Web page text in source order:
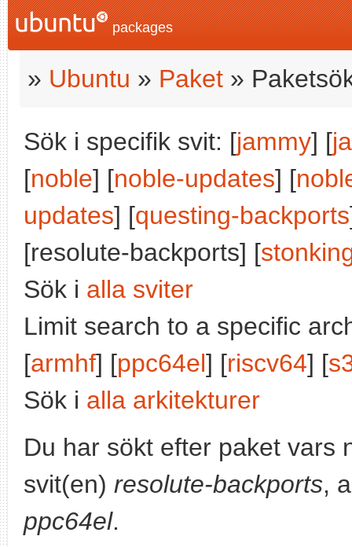
packages
» Ubuntu » Paket »
Sök i specifik svit: [jammy] [
[noble] [noble-updates] [
updates] [questing-backports
[resolute-backports] [
Sök i alla sviter
Limit search to a specific
[armhf] [ppc64el] [riscv64] [
Sök i alla arkitekturer
Du har sökt efter paket vars
svit(en) resolute-backports,
ppc64el.